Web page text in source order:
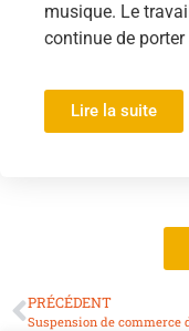
musique. Le
continue de
Lire la suite
PRÉCÉDENT